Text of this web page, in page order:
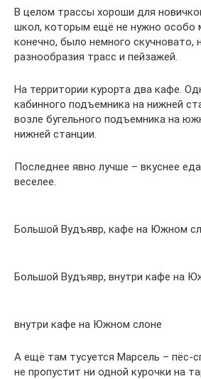
В целом трассы хороши для
школ, которым ещё не нужно особо
конечно, было немного скучновато,
разнообразия трасс и пейзажей.
На территории курорта два кафе.
кабинного подъемника на нижней
возле бугельного подъемника на
нижней станции.
Последнее явно лучше – вкуснее
веселее.
Большой Вудъявр, кафе на Южном
Большой Вудъявр, внутри кафе на
внутри кафе на Южном слоне
А ещё там тусуется Марсель – пёс-
не пропустит ни одной курочки на